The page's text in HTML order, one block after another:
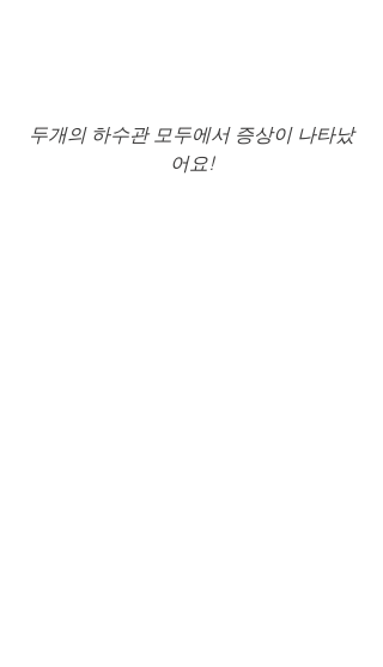
두개의 하수관 모두에서 증상이 나타났
어요!